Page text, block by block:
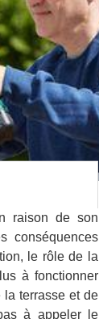
raison de son
conséquences
le rôle de la
à fonctionner
terrasse et de
à appeler le